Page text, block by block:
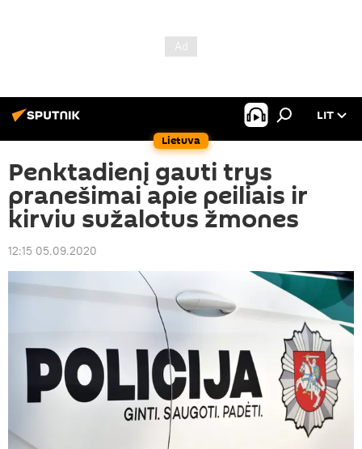
Lietuva
LIT
Penktadienį gauti trys
pranešimai apie peiliais ir
kirviu sužalotus žmones
12:15 05.09.2020